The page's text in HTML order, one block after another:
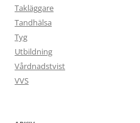
Takläggare
Tandhälsa
Tyg
Utbildning
Vårdnadstvist
VVS